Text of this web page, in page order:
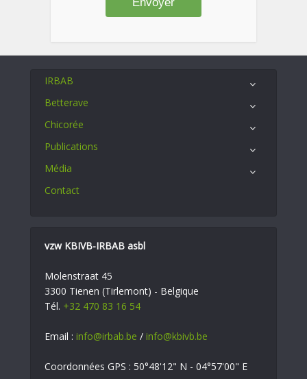
IRBAB
Betterave
Chicorée
Publications
Média
Contact
vzw KBIVB-IRBAB asbl
Molenstraat 45
3300 Tienen (Tirlemont) - Belgique
Tél. +32 470 83 16 54
Email : info@irbab.be / info@kbivb.be
Coordonnées GPS : 50°48'12" N - 04°57'00" E